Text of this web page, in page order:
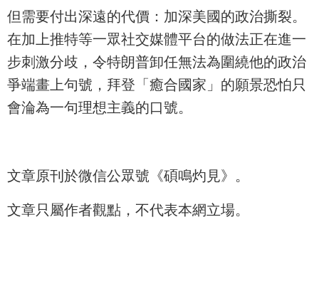
但需要付出深遠的代價：加深美國的政治撕裂。
在加上推特等一眾社交媒體平台的做法正在進一
步刺激分歧，令特朗普卸任無法為圍繞他的政治
爭端畫上句號，拜登「癒合國家」的願景恐怕只
會淪為一句理想主義的口號。
文章原刊於微信公眾號《碩鳴灼見》。
文章只屬作者觀點，不代表本網立場。